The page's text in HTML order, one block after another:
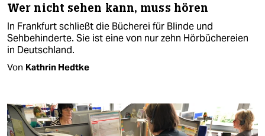
Wer nicht sehen kann, muss hören
In Frankfurt schließt die Bücherei für Blinde und
Sehbehinderte. Sie ist eine von nur zehn Hörbüchereien
in Deutschland.
Von Kathrin Hedtke